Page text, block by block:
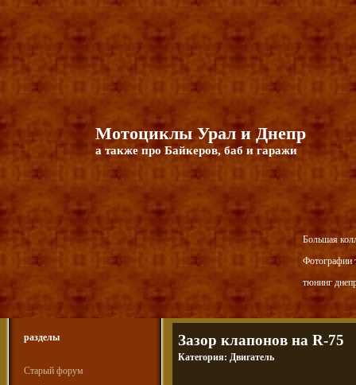
Мотоциклы Урал и Днепр
а также про Байкеров, баб и гаражи
Большая
Фотографии
тюнинг
разделы
Старый форум
Зазор клапонов на R-75
Категория: Двигатель